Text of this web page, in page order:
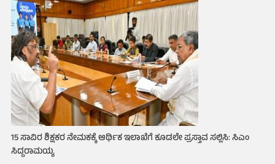
15 ಸಾವಿರ ಶಿಕ್ಷಕರ ನೇಮಕಕ್ಕೆ ಆರ್ಥಿಕ ಇಲಾಖೆಗೆ ಕೂಡಲೇ ಪ್ರಸ್ತಾವ ಸಲ್ಲಿಸಿ: ಸಿಎಂ
ಸಿದ್ದರಾಮಯ್ಯ